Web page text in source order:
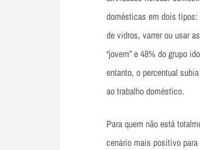
domésticas em dois
de vidros, varrer ou usar
“jovem” e 48% do grupo
entanto, o percentual
ao trabalho doméstico.
Para quem não está
cenário mais positivo